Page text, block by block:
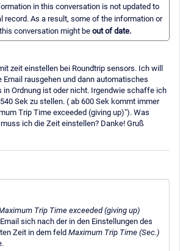
in this conversation is not updated to
record. As a result, some of the information or
conversation might be out of date.
zeit einstellen bei Roundtrip sensors. Ich will
Email rausgehen und dann automatisches
in Ordnung ist oder nicht. Irgendwie schaffe ich
Sek zu stellen. ( ab 600 Sek kommt immer
Trip Time exceeded (giving up)"). Was
ich die Zeit einstellen? Danke! Gruß
Trip Time exceeded (giving up)
sich nach der in den Einstellungen des
Zeit in dem feld Maximum Trip Time (Sec.)